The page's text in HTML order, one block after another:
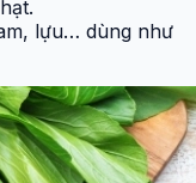
lựu… dùng như